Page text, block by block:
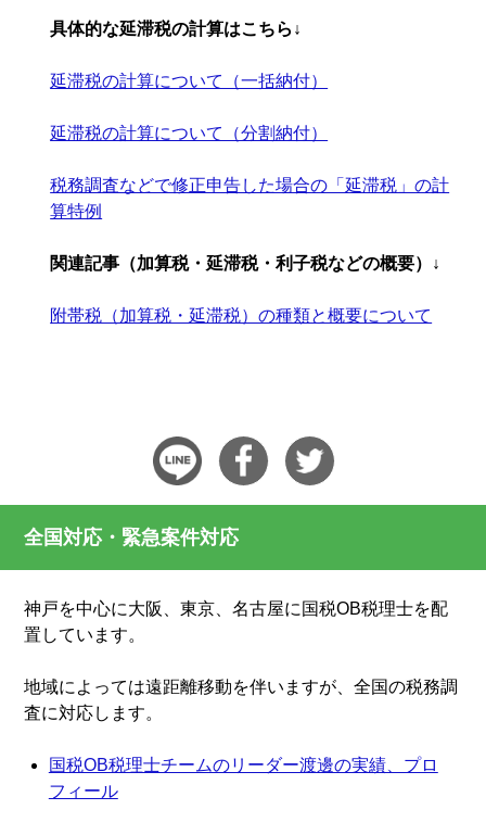
具体的な延滞税の計算はこちら↓
延滞税の計算について（一括納付）
延滞税の計算について（分割納付）
税務調査などで修正申告した場合の「延滞税」の計
算特例
関連記事（加算税・延滞税・利子税などの概要）↓
附帯税（加算税・延滞税）の種類と概要について
全国対応・緊急案件対応
神戸を中心に大阪、東京、名古屋に国税OB税理士を配
置しています。
地域によっては遠距離移動を伴いますが、全国の税務調
査に対応します。
国税OB税理士チームのリーダー渡邊の実績、プロ
フィール